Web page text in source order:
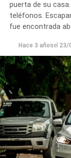
puerta de su
teléfonos.
fue encontrada
Hace 3 añosel 23/